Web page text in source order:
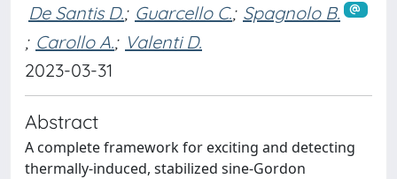
De Santis D.; Guarcello C.; Spagnolo B.
; Carollo A.; Valenti D.
2023-03-31
Abstract
A complete framework for exciting and detecting
thermally-induced, stabilized sine-Gordon